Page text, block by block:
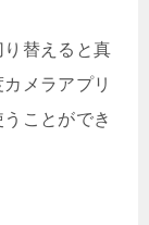
替えると真
メラアプリ
ことができ